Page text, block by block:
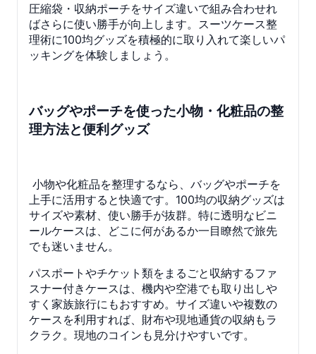
圧縮袋・収納ポーチをサイズ違いで組み合わせれ
ばさらに使い勝手が向上します。スーツケース整
理術に100均グッズを積極的に取り入れて楽しいパ
ッキングを体験しましょう。
バッグやポーチを使った小物・化粧品の整
理方法と便利グッズ
小物や化粧品を整理するなら、バッグやポーチを
上手に活用すると快適です。100均の収納グッズは
サイズや素材、使い勝手が抜群。特に透明なビニ
ールケースは、どこに何があるか一目瞭然で旅先
でも迷いません。
パスポートやチケット類をまるごと収納するファ
スナー付きケースは、機内や空港でも取り出しや
すく家族旅行にもおすすめ。サイズ違いや複数の
ケースを利用すれば、財布や現地通貨の収納もラ
クラク。現地のコインも見分けやすいです。